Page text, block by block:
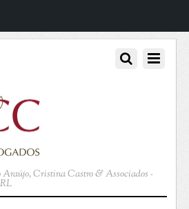
Cristina Castro & Associados -